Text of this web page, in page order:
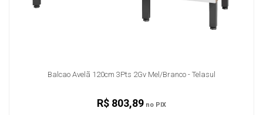
Balcao Avelã 120cm 3Pts 2Gv Mel/Branco - Telasul
R$ 803,89 no PIX